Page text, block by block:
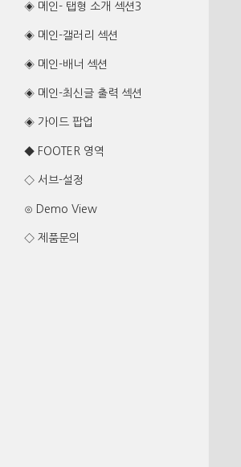
◈ 메인- 탭형 소개 섹션3
◈ 메인-갤러리 섹션
◈ 메인-배너 섹션
◈ 메인-최신글 출력 섹션
◈ 가이드 팝업
◆ FOOTER 영역
◇ 서브-설정
⊙ Demo View
◇ 제품문의